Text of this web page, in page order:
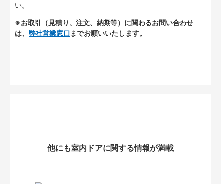
い。
※お取引（見積り、注文、納期等）に関わるお問い合わせ
は、 弊社営業窓口 までお願いいたします。
他にも室内ドアに関する情報が満載